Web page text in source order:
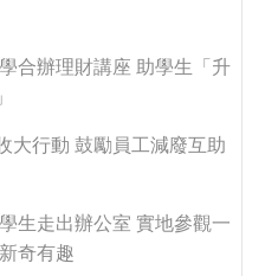
合辦理財講座 助學生「升
大行動 鼓勵員工減廢互助
生走出辦公室 實地參觀一
奇有趣